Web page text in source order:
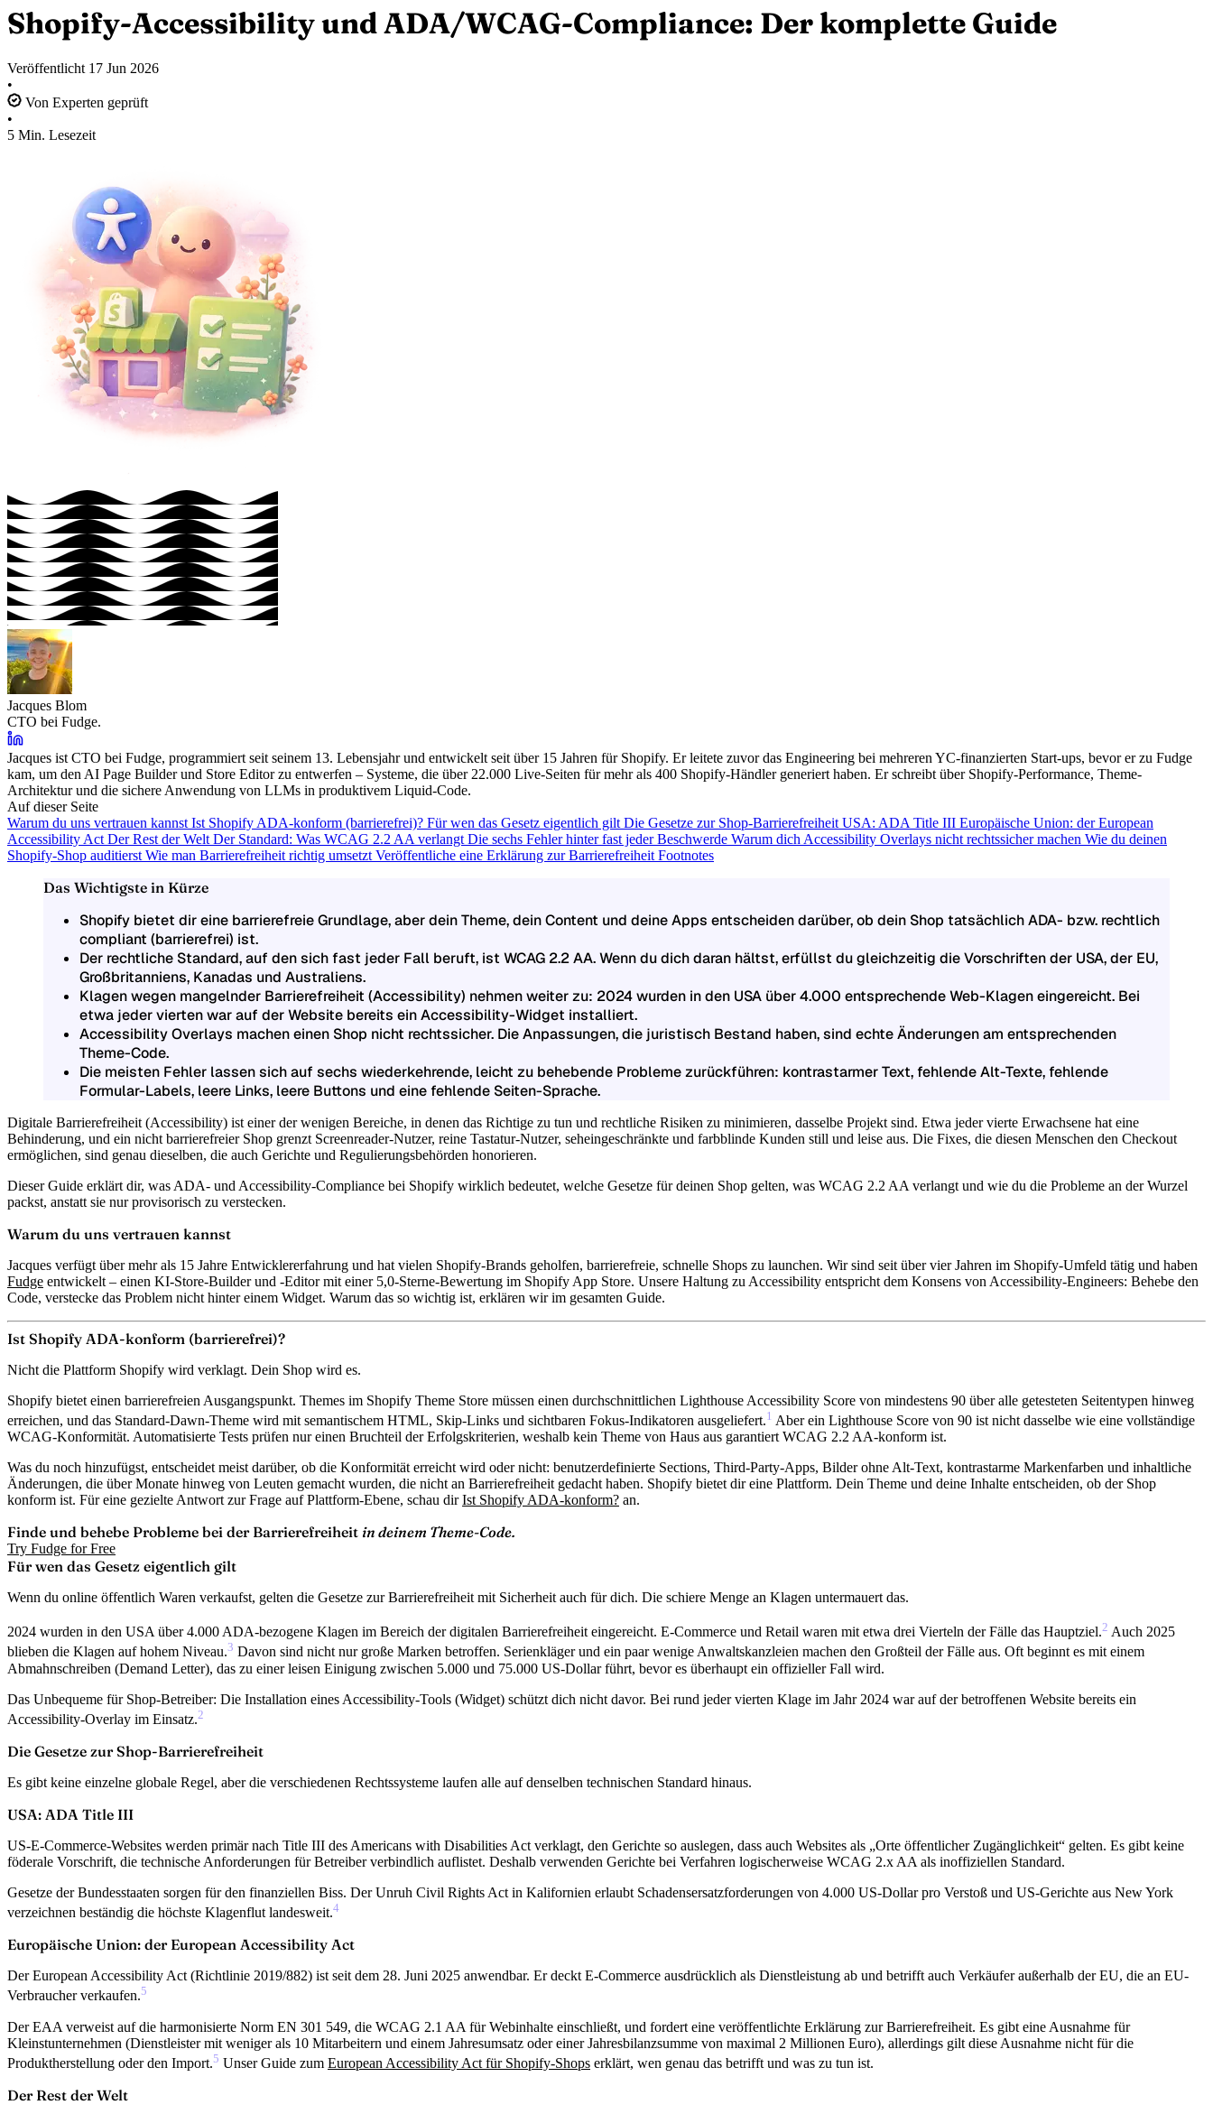
Shopify-Accessibility und ADA/WCAG-Compliance: Der komplette Guide
Veröffentlicht 17 Jun 2026
•
Von Experten geprüft
•
5 Min. Lesezeit
Jacques Blom
CTO bei Fudge.
Jacques ist CTO bei Fudge, programmiert seit seinem 13. Lebensjahr und entwickelt seit über 15 Jahren für Shopify. Er leitete zuvor das Engineering bei mehreren YC-finanzierten Start-ups, bevor er zu Fudge
kam, um den AI Page Builder und Store Editor zu entwerfen – Systeme, die über 22.000 Live-Seiten für mehr als 400 Shopify-Händler generiert haben. Er schreibt über Shopify-Performance, Theme-
Architektur und die sichere Anwendung von LLMs in produktivem Liquid-Code.
Auf dieser Seite
Warum du uns vertrauen kannst Ist Shopify ADA-konform (barrierefrei)? Für wen das Gesetz eigentlich gilt Die Gesetze zur Shop-Barrierefreiheit USA: ADA Title III Europäische Union: der European
Accessibility Act Der Rest der Welt Der Standard: Was WCAG 2.2 AA verlangt Die sechs Fehler hinter fast jeder Beschwerde Warum dich Accessibility Overlays nicht rechtssicher machen Wie du deinen
Shopify-Shop auditierst Wie man Barrierefreiheit richtig umsetzt Veröffentliche eine Erklärung zur Barrierefreiheit Footnotes
Das Wichtigste in Kürze
Shopify bietet dir eine barrierefreie Grundlage, aber dein Theme, dein Content und deine Apps entscheiden darüber, ob dein Shop tatsächlich ADA- bzw. rechtlich
compliant (barrierefrei) ist.
Der rechtliche Standard, auf den sich fast jeder Fall beruft, ist WCAG 2.2 AA. Wenn du dich daran hältst, erfüllst du gleichzeitig die Vorschriften der USA, der EU,
Großbritanniens, Kanadas und Australiens.
Klagen wegen mangelnder Barrierefreiheit (Accessibility) nehmen weiter zu: 2024 wurden in den USA über 4.000 entsprechende Web-Klagen eingereicht. Bei
etwa jeder vierten war auf der Website bereits ein Accessibility-Widget installiert.
Accessibility Overlays machen einen Shop nicht rechtssicher. Die Anpassungen, die juristisch Bestand haben, sind echte Änderungen am entsprechenden
Theme-Code.
Die meisten Fehler lassen sich auf sechs wiederkehrende, leicht zu behebende Probleme zurückführen: kontrastarmer Text, fehlende Alt-Texte, fehlende
Formular-Labels, leere Links, leere Buttons und eine fehlende Seiten-Sprache.
Digitale Barrierefreiheit (Accessibility) ist einer der wenigen Bereiche, in denen das Richtige zu tun und rechtliche Risiken zu minimieren, dasselbe Projekt sind. Etwa jeder vierte Erwachsene hat eine
Behinderung, und ein nicht barrierefreier Shop grenzt Screenreader-Nutzer, reine Tastatur-Nutzer, seheingeschränkte und farbblinde Kunden still und leise aus. Die Fixes, die diesen Menschen den Checkout
ermöglichen, sind genau dieselben, die auch Gerichte und Regulierungsbehörden honorieren.
Dieser Guide erklärt dir, was ADA- und Accessibility-Compliance bei Shopify wirklich bedeutet, welche Gesetze für deinen Shop gelten, was WCAG 2.2 AA verlangt und wie du die Probleme an der Wurzel
packst, anstatt sie nur provisorisch zu verstecken.
Warum du uns vertrauen kannst
Jacques verfügt über mehr als 15 Jahre Entwicklererfahrung und hat vielen Shopify-Brands geholfen, barrierefreie, schnelle Shops zu launchen. Wir sind seit über vier Jahren im Shopify-Umfeld tätig und haben
Fudge entwickelt – einen KI-Store-Builder und -Editor mit einer 5,0-Sterne-Bewertung im Shopify App Store. Unsere Haltung zu Accessibility entspricht dem Konsens von Accessibility-Engineers: Behebe den
Code, verstecke das Problem nicht hinter einem Widget. Warum das so wichtig ist, erklären wir im gesamten Guide.
Ist Shopify ADA-konform (barrierefrei)?
Nicht die Plattform Shopify wird verklagt. Dein Shop wird es.
Shopify bietet einen barrierefreien Ausgangspunkt. Themes im Shopify Theme Store müssen einen durchschnittlichen Lighthouse Accessibility Score von mindestens 90 über alle getesteten Seitentypen hinweg
erreichen, und das Standard-Dawn-Theme wird mit semantischem HTML, Skip-Links und sichtbaren Fokus-Indikatoren ausgeliefert.1 Aber ein Lighthouse Score von 90 ist nicht dasselbe wie eine vollständige
WCAG-Konformität. Automatisierte Tests prüfen nur einen Bruchteil der Erfolgskriterien, weshalb kein Theme von Haus aus garantiert WCAG 2.2 AA-konform ist.
Was du noch hinzufügst, entscheidet meist darüber, ob die Konformität erreicht wird oder nicht: benutzerdefinierte Sections, Third-Party-Apps, Bilder ohne Alt-Text, kontrastarme Markenfarben und inhaltliche
Änderungen, die über Monate hinweg von Leuten gemacht wurden, die nicht an Barrierefreiheit gedacht haben. Shopify bietet dir eine Plattform. Dein Theme und deine Inhalte entscheiden, ob der Shop
konform ist. Für eine gezielte Antwort zur Frage auf Plattform-Ebene, schau dirIst Shopify ADA-konform? an.
Finde und behebe Probleme bei der Barrierefreiheit in deinem Theme-Code.
Try Fudge for Free
Für wen das Gesetz eigentlich gilt
Wenn du online öffentlich Waren verkaufst, gelten die Gesetze zur Barrierefreiheit mit Sicherheit auch für dich. Die schiere Menge an Klagen untermauert das.
2024 wurden in den USA über 4.000 ADA-bezogene Klagen im Bereich der digitalen Barrierefreiheit eingereicht. E-Commerce und Retail waren mit etwa drei Vierteln der Fälle das Hauptziel.2 Auch 2025
blieben die Klagen auf hohem Niveau.3 Davon sind nicht nur große Marken betroffen. Serienkläger und ein paar wenige Anwaltskanzleien machen den Großteil der Fälle aus. Oft beginnt es mit einem
Abmahnschreiben (Demand Letter), das zu einer leisen Einigung zwischen 5.000 und 75.000 US-Dollar führt, bevor es überhaupt ein offizieller Fall wird.
Das Unbequeme für Shop-Betreiber: Die Installation eines Accessibility-Tools (Widget) schützt dich nicht davor. Bei rund jeder vierten Klage im Jahr 2024 war auf der betroffenen Website bereits ein
Accessibility-Overlay im Einsatz.2
Die Gesetze zur Shop-Barrierefreiheit
Es gibt keine einzelne globale Regel, aber die verschiedenen Rechtssysteme laufen alle auf denselben technischen Standard hinaus.
USA: ADA Title III
US-E-Commerce-Websites werden primär nach Title III des Americans with Disabilities Act verklagt, den Gerichte so auslegen, dass auch Websites als „Orte öffentlicher Zugänglichkeit“ gelten. Es gibt keine
föderale Vorschrift, die technische Anforderungen für Betreiber verbindlich auflistet. Deshalb verwenden Gerichte bei Verfahren logischerweise WCAG 2.x AA als inoffiziellen Standard.
Gesetze der Bundesstaaten sorgen für den finanziellen Biss. Der Unruh Civil Rights Act in Kalifornien erlaubt Schadensersatzforderungen von 4.000 US-Dollar pro Verstoß und US-Gerichte aus New York
verzeichnen beständig die höchste Klagenflut landesweit.4
Europäische Union: der European Accessibility Act
Der European Accessibility Act (Richtlinie 2019/882) ist seit dem 28. Juni 2025 anwendbar. Er deckt E-Commerce ausdrücklich als Dienstleistung ab und betrifft auch Verkäufer außerhalb der EU, die an EU-
Verbraucher verkaufen.5
Der EAA verweist auf die harmonisierte Norm EN 301 549, die WCAG 2.1 AA für Webinhalte einschließt, und fordert eine veröffentlichte Erklärung zur Barrierefreiheit. Es gibt eine Ausnahme für
Kleinstunternehmen (Dienstleister mit weniger als 10 Mitarbeitern und einem Jahresumsatz oder einer Jahresbilanzsumme von maximal 2 Millionen Euro), allerdings gilt diese Ausnahme nicht für die
Produktherstellung oder den Import.5 Unser Guide zum European Accessibility Act für Shopify-Shops erklärt, wen genau das betrifft und was zu tun ist.
Der Rest der Welt